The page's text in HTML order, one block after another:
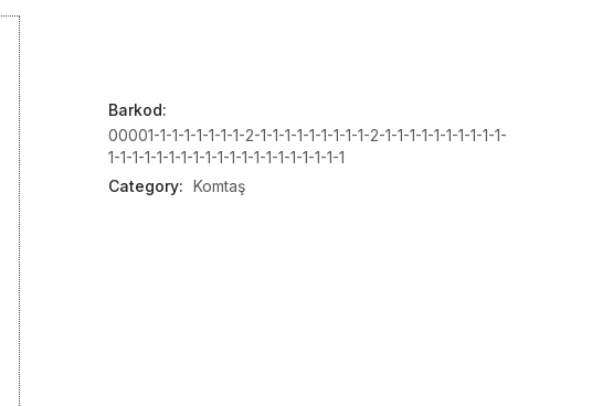
Barkod:
00001-1-1-1-1-1-1-1-2-1-1-1-1-1-1-1-1-1-2-1-1-1-1-1-1-1-1-1-1-
1-1-1-1-1-1-1-1-1-1-1-1-1-1-1-1-1-1-1-1
Category: Komtaş